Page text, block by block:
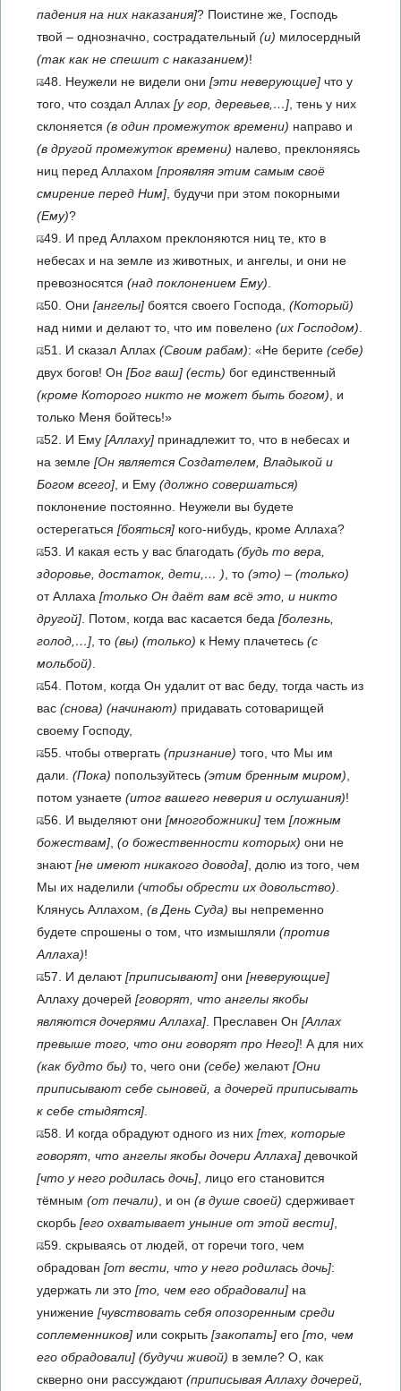
падения на них наказания]? Поистине же, Господь
твой – однозначно, сострадательный (и) милосердный
(так как не спешит с наказанием)!
48. Неужели не видели они [эти неверующие] что у
того, что создал Аллах [у гор, деревьев,…] , тень у них
склоняется (в один промежуток времени) направо и
(в другой промежуток времени) налево, преклоняясь
ниц перед Аллахом [проявляя этим самым своё
смирение перед Ним] , будучи при этом покорными
(Ему)?
49. И пред Аллахом преклоняются ниц те, кто в
небесах и на земле из животных, и ангелы, и они не
превозносятся (над поклонением Ему)
50. Они [ангелы] боятся своего Господа, (Который)
над ними и делают то, что им повелено (их Господом)
51. И сказал Аллах (Своим рабам): «Не берите (себе)
двух богов! Он [Бог ваш] (есть) бог единственный
(кроме Которого никто не может быть богом) , и
только Меня бойтесь!»
52. И Ему [Аллаху] принадлежит то, что в небесах и
на земле [Он является Создателем, Владыкой и
Богом всего] , и Ему (должно совершаться)
поклонение постоянно. Неужели вы будете
остерегаться [бояться] кого-нибудь, кроме Аллаха?
53. И какая есть у вас благодать (будь то вера,
здоровье, достаток, дети,… ) , то (это) – (только)
от Аллаха [только Он даёт вам всё это, и никто
другой] . Потом, когда вас касается беда [болезнь,
голод,…] , то (вы) (только) к Нему плачетесь (с
мольбой)
54. Потом, когда Он удалит от вас беду, тогда часть из
вас (снова) (начинают) придавать сотоварищей
своему Господу,
55. чтобы отвергать (признание) того, что Мы им
дали. (Пока) попользуйтесь (этим бренным миром)
потом узнаете (итог вашего неверия и ослушания)!
56. И выделяют они [многобожники] тем [ложным
божествам] (о божественности которых) они не
знают[не имеют никакого довода] , долю из того, чем
Мы их наделили (чтобы обрести их довольство)
Клянусь Аллахом, (в День Суда) вы непременно
будете спрошены о том, что измышляли (против
Аллаха)!
57. И делают[приписывают] они [неверующие]
Аллаху дочерей [говорят, что ангелы якобы
являются дочерями Аллаха] . Преславен Он [Аллах
превыше того, что они говорят про Него]! А для них
(как будто бы) то, чего они (себе) желают[Они
приписывают себе сыновей, а дочерей приписывать
к себе стыдятся]
58. И когда обрадуют одного из них [тех, которые
говорят, что ангелы якобы дочери Аллаха] девочкой
[что у него родилась дочь] , лицо его становится
тёмным (от печали) , и он (в душе своей) сдерживает
скорбь [его охватывает уныние от этой вести]
59. скрываясь от людей, от горечи того, чем
обрадован [от вести, что у него родилась дочь]:
удержать ли это [то, чем его обрадовали] на
унижение [чувствовать себя опозоренным среди
соплеменников] или сокрыть [закопать] его [то, чем
его обрадовали] (будучи живой) в земле? О, как
скверно они рассуждают(приписывая Аллаху дочерей,